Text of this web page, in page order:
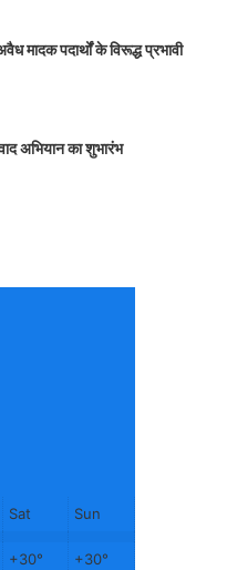
मादक पदार्थों के विरूद्ध प्रभावी
अभियान का शुभारंभ
Sat Sun
+30° +30°